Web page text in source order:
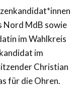
Nord MdB sowie
im Wahlkreis
im
Christian
für die Ohren.